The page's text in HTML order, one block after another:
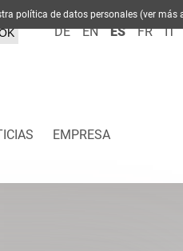
DE EN ES FR IT
EMPRESA
política de datos personales